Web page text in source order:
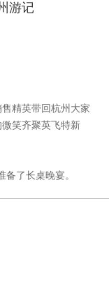
游记
精英带回杭州大家
笑齐聚英飞特新
备了长桌晚宴。